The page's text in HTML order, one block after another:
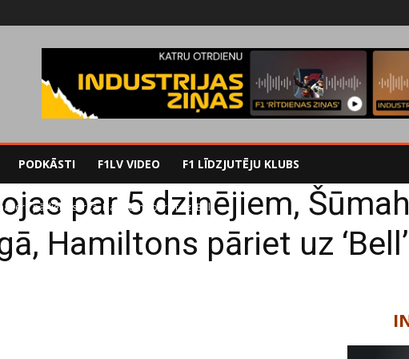
PODKĀSTI F1LV VIDEO F1 LĪDZJUTĒJU KLUBS
pārlieku sargā, Hamiltons pāriet uz 'Bell'
par 5 dzinējiem,
Hamiltons pāriet uz ‘Bell’